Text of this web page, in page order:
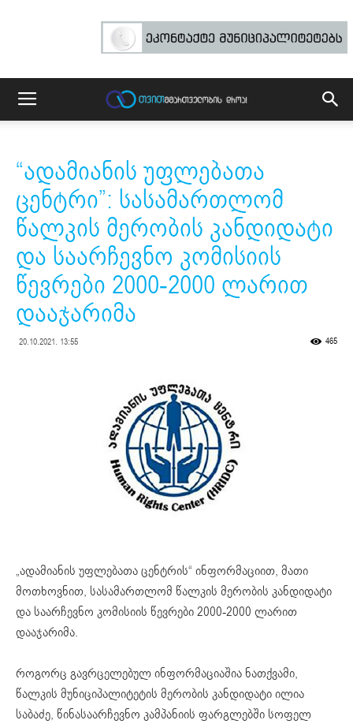
“ადამიანის უფლებათა
ცენტრი”: სასამართლომ
წალკის მერობის კანდიდატი
და საარჩევნო კომისიის
წევრები 2000-2000 ლარით
დააჯარიმა
20.10.2021. 13:55 465
„ადამიანის უფლებათა ცენტრის“ ინფორმაციით, მათი
მოთხოვნით, სასამართლომ წალკის მერობის კანდიდატი
და საარჩევნო კომისიის წევრები 2000-2000 ლარით
დააჯარიმა.
როგორც გავრცელებულ ინფორმაციაშია ნათქვამი,
წალკის მუნიციპალიტეტის მერობის კანდიდატი ილია
საბაძე, წინასაარჩევნო კამპანიის ფარგლებში სოფელ